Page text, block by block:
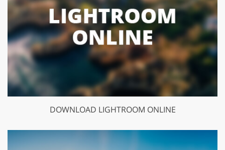
DOWNLOAD LIGHTROOM ONLINE